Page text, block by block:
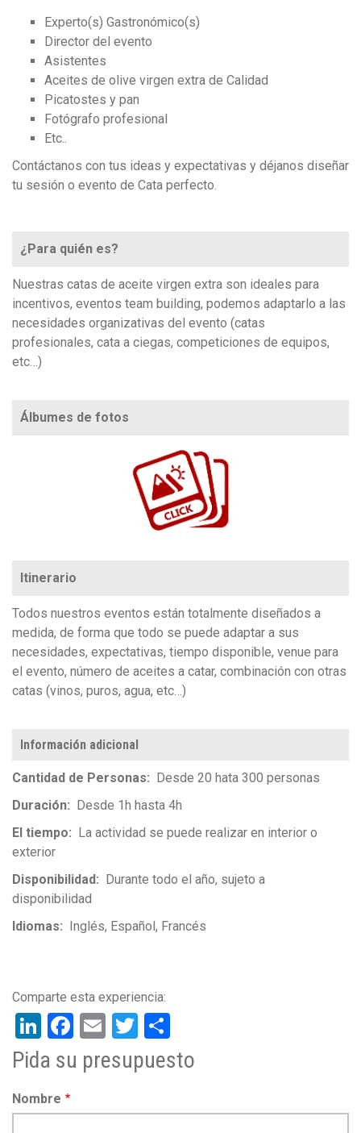
Experto(s) Gastronómico(s)
Director del evento
Asistentes
Aceites de olive virgen extra de Calidad
Picatostes y pan
Fotógrafo profesional
Etc..
Contáctanos con tus ideas y expectativas y déjanos diseñar
tu sesión o evento de Cata perfecto.
¿Para quién es?
Nuestras catas de aceite virgen extra son ideales para
incentivos, eventos team building, podemos adaptarlo a las
necesidades organizativas del evento (catas
profesionales, cata a ciegas, competiciones de equipos,
etc…)
Álbumes de fotos
Itinerario
Todos nuestros eventos están totalmente diseñados a
medida, de forma que todo se puede adaptar a sus
necesidades, expectativas, tiempo disponible, venue para
el evento, número de aceites a catar, combinación con otras
catas (vinos, puros, agua, etc…)
Información adicional
Cantidad de Personas
Desde 20 hata 300 personas
Duración
Desde 1h hasta 4h
El tiempo
La actividad se puede realizar en interior o
exterior
Disponibilidad
Durante todo el año, sujeto a
disponibilidad
Idiomas
Inglés Español Francés
LinkedIn
Facebook
EmailTwitter
Pida su presupuesto
Nombre